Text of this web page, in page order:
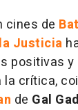
cines de
Justicia
positivas
crítica,
de Gal